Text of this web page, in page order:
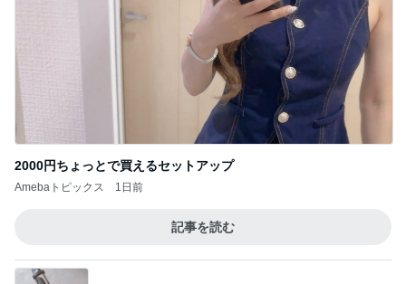
2000円ちょっとで買えるセットアップ
Amebaトピックス 1日前
記事を読む